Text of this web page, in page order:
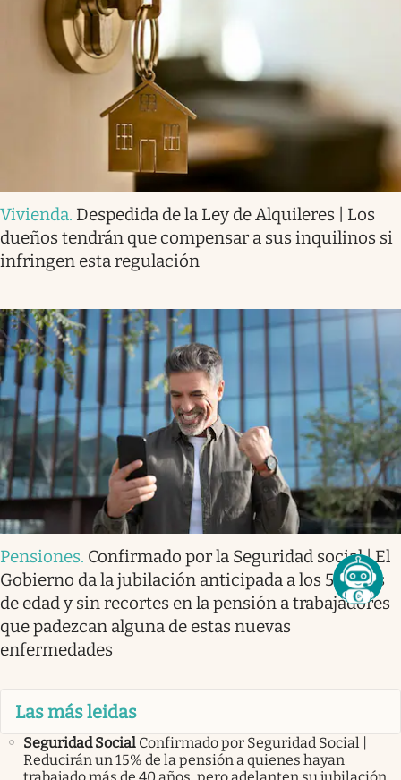
Vivienda. Despedida de la Ley de Alquileres | Los
dueños tendrán que compensar a sus inquilinos si
infringen esta regulación
Pensiones. Confirmado por la Seguridad social | El
Gobierno da la jubilación anticipada a los 56 años
de edad y sin recortes en la pensión a trabajadores
que padezcan alguna de estas nuevas
enfermedades
Las más leidas
Seguridad Social Confirmado por Seguridad Social |
Reducirán un 15% de la pensión a quienes hayan